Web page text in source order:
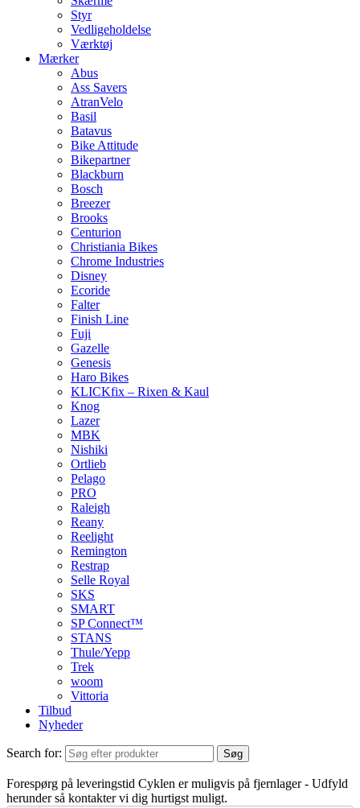
Styr
Vedligeholdelse
Værktøj
Mærker
Abus
Ass Savers
AtranVelo
Basil
Batavus
Bike Attitude
Bikepartner
Blackburn
Bosch
Breezer
Brooks
Centurion
Christiania Bikes
Chrome Industries
Disney
Ecoride
Falter
Finish Line
Fuji
Gazelle
Genesis
Haro Bikes
KLICKfix – Rixen & Kaul
Knog
Lazer
MBK
Nishiki
Ortlieb
Pelago
PRO
Raleigh
Reany
Reelight
Remington
Restrap
Selle Royal
SKS
SMART
SP Connect™
STANS
Thule/Yepp
Trek
woom
Vittoria
Tilbud
Nyheder
Search for: Søg
Forespørg på leveringstid Cyklen er muligvis på fjernlager - Udfyld
herunder så kontakter vi dig hurtigst muligt.